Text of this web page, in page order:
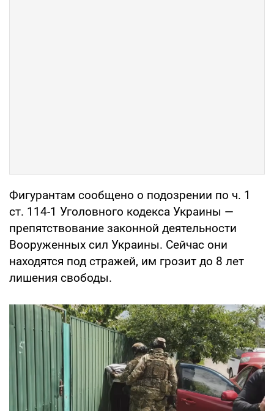
Фигурантам сообщено о подозрении по ч. 1
ст. 114-1 Уголовного кодекса Украины —
препятствование законной деятельности
Вооруженных сил Украины. Сейчас они
находятся под стражей, им грозит до 8 лет
лишения свободы.